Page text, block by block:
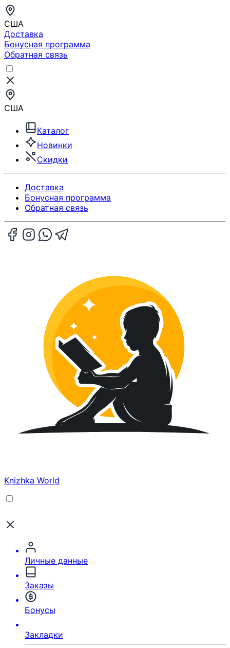
США
Доставка
Бонусная программа
Обратная связь
США
Каталог
Новинки
Скидки
Доставка
Бонусная программа
Обратная связь
Knizhka World
Личные данные
Заказы
Бонусы
Закладки